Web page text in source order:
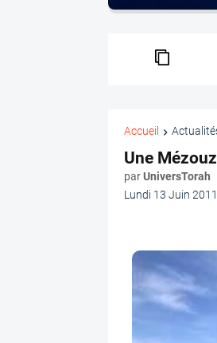
Accueil
Une
parUniversTorah
Lundi 13 Juin 2011